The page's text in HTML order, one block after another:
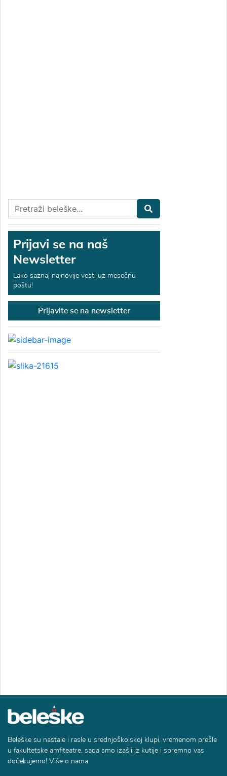
Prijavi se na naš
Newsletter
Lako saznaj najnovije vesti uz mesečnu
poštu!
Prijavite se na newsletter
Beleške su nastale i rasle u srednjoškolskoj klupi, vremenom prešle
u fakultetske amfiteatre, sada smo izašli iz kutije i spremno vas
dočekujemo! Više o nama.